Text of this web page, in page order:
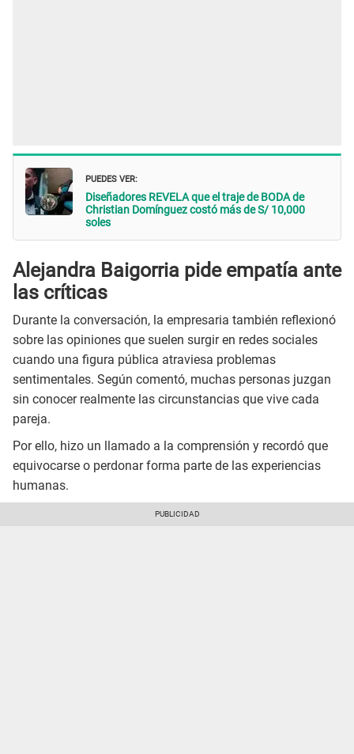
PUEDES VER:
Diseñadores REVELA que el traje de BODA de
Christian Domínguez costó más de S/ 10,000
soles
Alejandra Baigorria pide empatía ante
las críticas
Durante la conversación, la empresaria también reflexionó
sobre las opiniones que suelen surgir en redes sociales
cuando una figura pública atraviesa problemas
sentimentales. Según comentó, muchas personas juzgan
sin conocer realmente las circunstancias que vive cada
pareja.
Por ello, hizo un llamado a la comprensión y recordó que
equivocarse o perdonar forma parte de las experiencias
humanas.